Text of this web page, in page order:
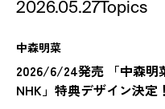
2026.05.27 Topics
中森明菜
2026/6/24発売 「中森明
NHK」特典デザイン決定！